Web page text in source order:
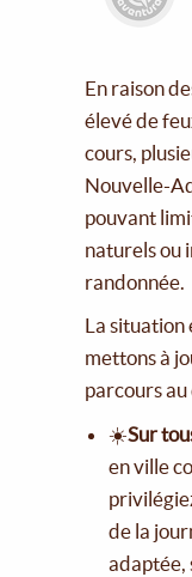
En raison
élevé de
cours,
Nouvelle-
pouvant
naturels ou
randonnée.
La situation
mettons à
parcours
☀️Sur
en ville
de la
adaptée,